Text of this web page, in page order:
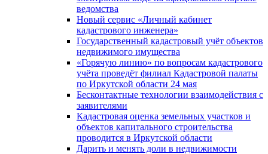
ведомства
Новый сервис «Личный кабинет
кадастрового инженера»
Государственный кадастровый учёт объектов
недвижимого имущества
«Горячую линию» по вопросам кадастрового
учёта проведёт филиал Кадастровой палаты
по Иркутской области 24 мая
Бесконтактные технологии взаимодействия с
заявителями
Кадастровая оценка земельных участков и
объектов капитального строительства
проводится в Иркутской области
Дарить и менять доли в недвижимости